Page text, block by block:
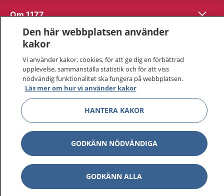
Om 1177 Visa
Kontakt
Behandling av personuppgifter
Hantering av kakor
Inställningar för kakor
1177 – en tjänst frånInera.
Den här webbplatsen använder
kakor
Vi använder kakor, cookies, för att ge dig en förbättrad
upplevelse, sammanställa statistik och för att viss
nödvändig funktionalitet ska fungera på webbplatsen.
Läs mer om hur vi använder kakor
HANTERA KAKOR
GODKÄNN NÖDVÄNDIGA
GODKÄNN ALLA